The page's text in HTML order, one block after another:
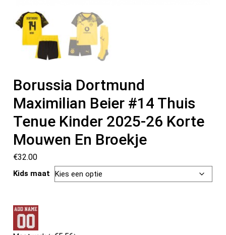
Borussia Dortmund
Maximilian Beier #14 Thuis
Tenue Kinder 2025-26 Korte
Mouwen En Broekje
€32.00
Kids maat